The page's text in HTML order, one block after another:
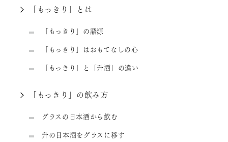
「もっきり」とは
「もっきり」の語源
「もっきり」はおもてなしの心
「もっきり」と「升酒」の違い
「もっきり」の飲み方
グラスの日本酒から飲む
升の日本酒をグラスに移す